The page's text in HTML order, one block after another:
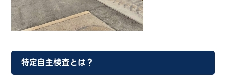
特定自主検査とは？